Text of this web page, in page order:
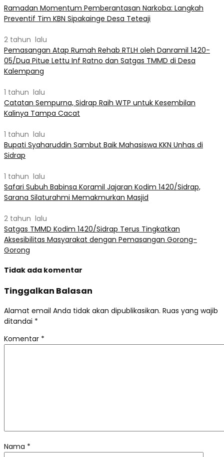
Ramadan Momentum Pemberantasan Narkoba: Langkah
Preventif Tim KBN Sipakainge Desa Teteaji
2 tahun lalu
Pemasangan Atap Rumah Rehab RTLH oleh Danramil 1420-
05/Dua Pitue Lettu Inf Ratno dan Satgas TMMD di Desa
Kalempang
1 tahun lalu
Catatan Sempurna, Sidrap Raih WTP untuk Kesembilan
Kalinya Tampa Cacat
1 tahun lalu
Bupati Syaharuddin Sambut Baik Mahasiswa KKN Unhas di
Sidrap
1 tahun lalu
Safari Subuh Babinsa Koramil Jajaran Kodim 1420/Sidrap,
Sarana Silaturahmi Memakmurkan Masjid
2 tahun lalu
Satgas TMMD Kodim 1420/Sidrap Terus Tingkatkan
Aksesibilitas Masyarakat dengan Pemasangan Gorong-
Gorong
Tidak ada komentar
Tinggalkan Balasan
Alamat email Anda tidak akan dipublikasikan. Ruas yang wajib
ditandai *
Komentar *
Nama *